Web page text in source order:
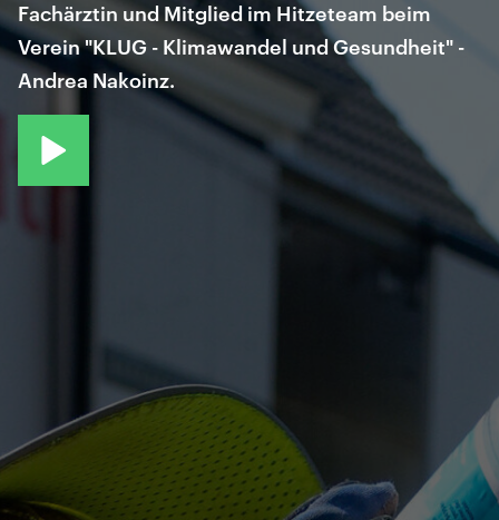
Fachärztin und Mitglied im Hitzeteam beim
Verein "KLUG - Klimawandel und Gesundheit" -
Andrea Nakoinz.